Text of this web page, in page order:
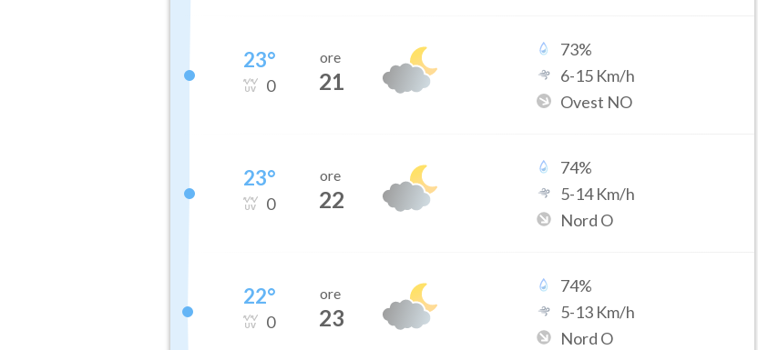
23°
0
ore
21
73%
6-15 Km/h
Ovest NO
23°
0
ore
22
74%
5-14Km/h
Nord O
22°
0
ore
23
74%
5-13 Km/h
Nord O